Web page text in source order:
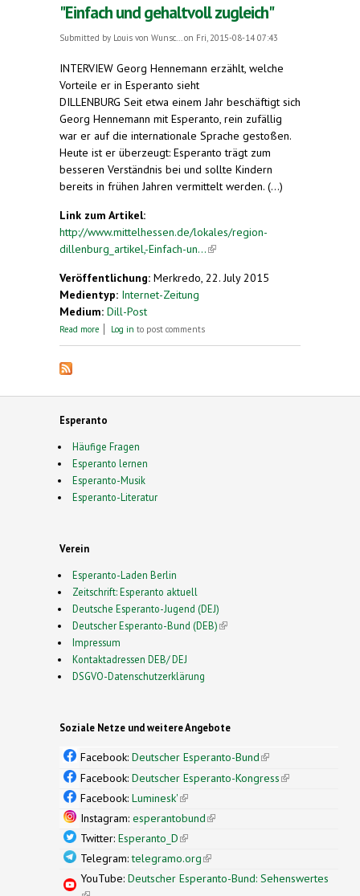
"Einfach und gehaltvoll zugleich"
Submitted by Louis von Wunsc... on Fri, 2015-08-14 07:43
INTERVIEW Georg Hennemann erzählt, welche
Vorteile er in Esperanto sieht
DILLENBURG Seit etwa einem Jahr beschäftigt sich
Georg Hennemann mit Esperanto, rein zufällig
war er auf die internationale Sprache gestoßen.
Heute ist er überzeugt: Esperanto trägt zum
besseren Verständnis bei und sollte Kindern
bereits in frühen Jahren vermittelt werden. (...)
Link zum Artikel:
http://www.mittelhessen.de/lokales/region-
dillenburg_artikel,-Einfach-un...(link is external)
Veröffentlichung: Merkredo, 22. July 2015
Medientyp: Internet-Zeitung
Medium: Dill-Post
Read more about "Einfach und gehaltvoll zugleich"
Log in to post comments
Esperanto
Häufige Fragen
Esperanto lernen
Esperanto-Musik
Esperanto-Literatur
Verein
Esperanto-Laden Berlin
Zeitschrift: Esperanto aktuell
Deutsche Esperanto-Jugend (DEJ)
Deutscher Esperanto-Bund (DEB)(link is external)
Impressum
Kontaktadressen DEB/ DEJ
DSGVO-Datenschutzerklärung
Soziale Netze und weitere Angebote
Facebook: Deutscher Esperanto-Bund(link is
external)
Facebook: Deutscher Esperanto-Kongress(link is
Facebook: Luminesk'(link is external)
Instagram: esperantobund(link is external)
Twitter: Esperanto_D(link is external)
Telegram:telegramo.org(link is external)
YouTube: Deutscher Esperanto-Bund: Sehenswertes